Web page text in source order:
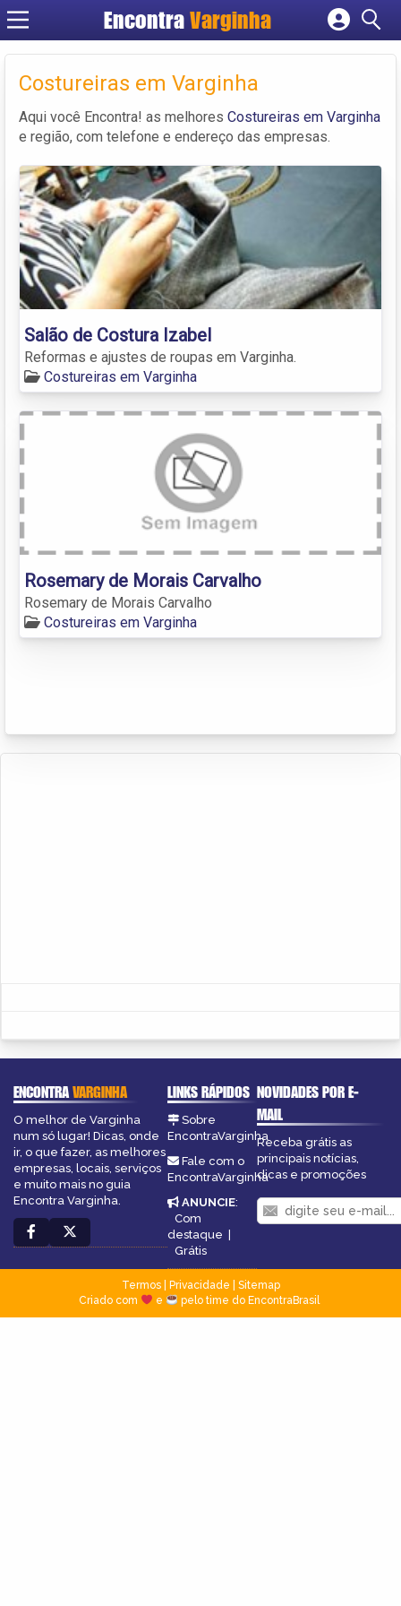
EncontraVarginha
Cadastrar empresa
Criar conta
Costureiras em Varginha
Aqui você Encontra! as melhores Costureiras em Varginha
e região, com telefone e endereço das empresas.
Salão de Costura Izabel
Reformas e ajustes de roupas em Varginha.
Costureiras em Varginha
Rosemary de Morais Carvalho
Rosemary de Morais Carvalho
Costureiras em Varginha
ENCONTRAVARGINHA
O melhor de Varginha
num só lugar! Dicas, onde
ir, o que fazer, as melhores
empresas, locais, serviços
e muito mais no guia
Encontra Varginha.
LINKS RÁPIDOS
Sobre
EncontraVarginha
Fale com o
EncontraVarginha
ANUNCIE:
Com
destaque |
Grátis
NOVIDADES POR E-
MAIL
Receba grátis as
principais notícias,
dicas e promoções
Termos| Privacidade
Sitemap
Criado com
e pelo time do EncontraBrasil